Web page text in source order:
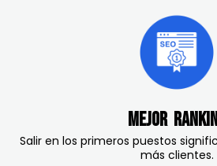
Mejor
Salir en los primeros puestos
más clientes.